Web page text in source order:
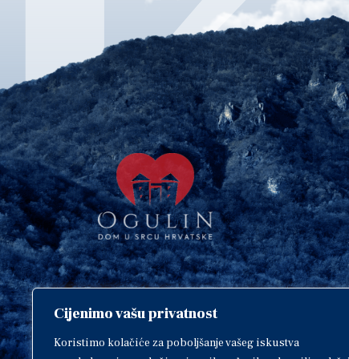
Cijenimo vašu privatnost
Koristimo kolačiće za poboljšanje vašeg iskustva
Copyright © 2018. Grad Ogulin,
sva prava pridržana.